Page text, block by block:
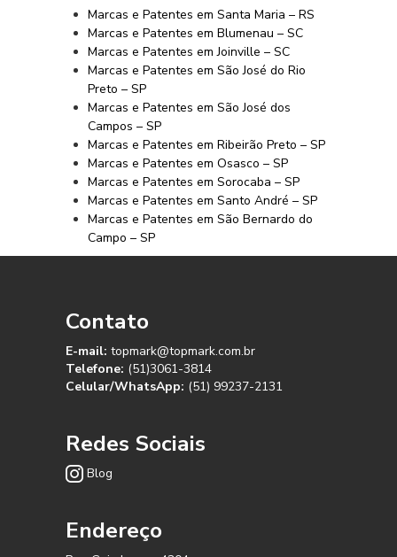
Marcas e Patentes em Santa Maria – RS
Marcas e Patentes em Blumenau – SC
Marcas e Patentes em Joinville – SC
Marcas e Patentes em São José do Rio
Preto – SP
Marcas e Patentes em São José dos
Campos – SP
Marcas e Patentes em Ribeirão Preto – SP
Marcas e Patentes em Osasco – SP
Marcas e Patentes em Sorocaba – SP
Marcas e Patentes em Santo André – SP
Marcas e Patentes em São Bernardo do
Campo – SP
Contato
E-mail: topmark@topmark.com.br
Telefone: (51)3061-3814
Celular/WhatsApp: (51) 99237-2131
Redes Sociais
Blog
Endereço